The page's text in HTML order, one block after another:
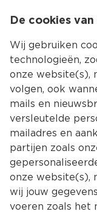
Terug
De cookies van
Wij gebruiken
technologieën,
onze website(s),
volgen, ook
mails en
versleutelde
mailadres en
partijen zoals
onze website(s),
wij jouw
voeren zoals het